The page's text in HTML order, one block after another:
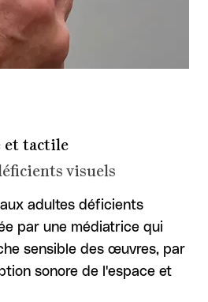
et tactile
visuels
adultes déficients
par une médiatrice qui
sensible des œuvres, par
sonore de l'espace et